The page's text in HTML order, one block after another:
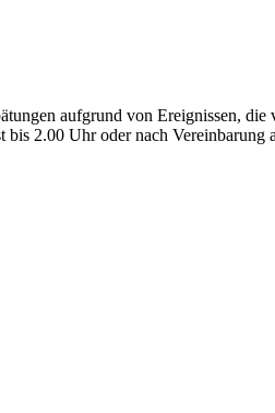
aufgrund von Ereignissen,
2.00 Uhr oder nach Vereinbarung